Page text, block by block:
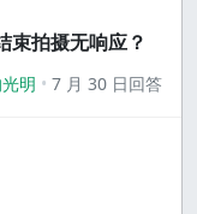
束拍摄无响应？
明 7 月 30 日回答